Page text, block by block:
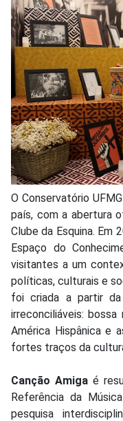
O Conservatório
país, com a abertura
Clube da Esquina. Em
Espaço do
visitantes a um
políticas, culturais e
foi criada a partir
irreconciliáveis:
América Hispânica e
fortes traços da
Canção Amiga é
Referência da
pesquisa